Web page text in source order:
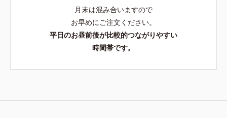
月末は混み合いますので
お早めにご注文ください。
平日のお昼前後が比較的つながりやすい
時間帯です。